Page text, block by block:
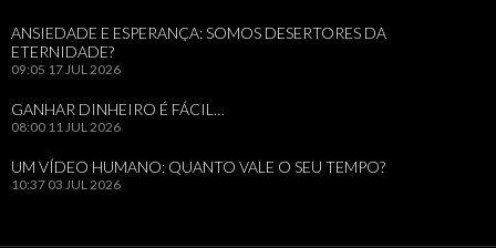
ANSIEDADE E ESPERANÇA: SOMOS DESERTORES DA
ETERNIDADE?
09:05 17 JUL 2026
GANHAR DINHEIRO É FÁCIL…
08:00 11 JUL 2026
UM VÍDEO HUMANO: QUANTO VALE O SEU TEMPO?
10:37 03 JUL 2026